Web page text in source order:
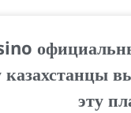
казахстанцы
эту